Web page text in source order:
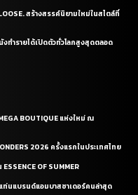
สร้างสรรค์นิยามใหม่ในสไตล์ที่
งทำรายได้เปิดตัวทั่วโลกสูงสุดตลอด
BOUTIQUE แห่งใหม่ ณ
2026 ครั้งแรกในประเทศไทย
OF SUMMER
ท่นแบรนด์แอมบาสซาเดอร์คนล่าสุด